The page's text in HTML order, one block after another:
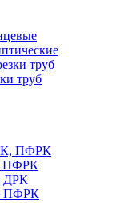
труб
ПФРК
ДРК
ПФРК